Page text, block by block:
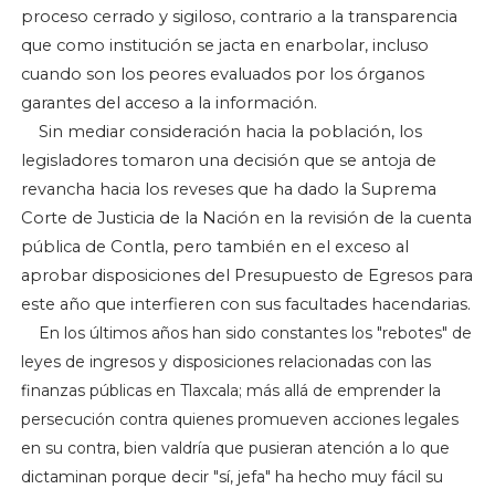
proceso cerrado y sigiloso, contrario a la transparencia
que como institución se jacta en enarbolar, incluso
cuando son los peores evaluados por los órganos
garantes del acceso a la información.
Sin mediar consideración hacia la población, los
legisladores tomaron una decisión que se antoja de
revancha hacia los reveses que ha dado la Suprema
Corte de Justicia de la Nación en la revisión de la cuenta
pública de Contla, pero también en el exceso al
aprobar disposiciones del Presupuesto de Egresos para
este año que interfieren con sus facultades hacendarias.
En los últimos años han sido constantes los "rebotes" de
leyes de ingresos y disposiciones relacionadas con las
finanzas públicas en Tlaxcala; más allá de emprender la
persecución contra quienes promueven acciones legales
en su contra, bien valdría que pusieran atención a lo que
dictaminan porque decir "sí, jefa" ha hecho muy fácil su